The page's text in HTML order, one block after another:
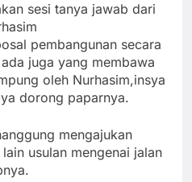
sesi tanya jawab dari
pembangunan secara
juga yang membawa
oleh Nurhasim,insya
dorong paparnya.
mengajukan
usulan mengenai jalan